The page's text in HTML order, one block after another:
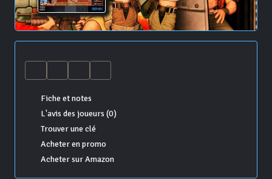
Fiche et notes
L'avis des joueurs (0)
Trouver une clé
Acheter en promo
Acheter sur Amazon